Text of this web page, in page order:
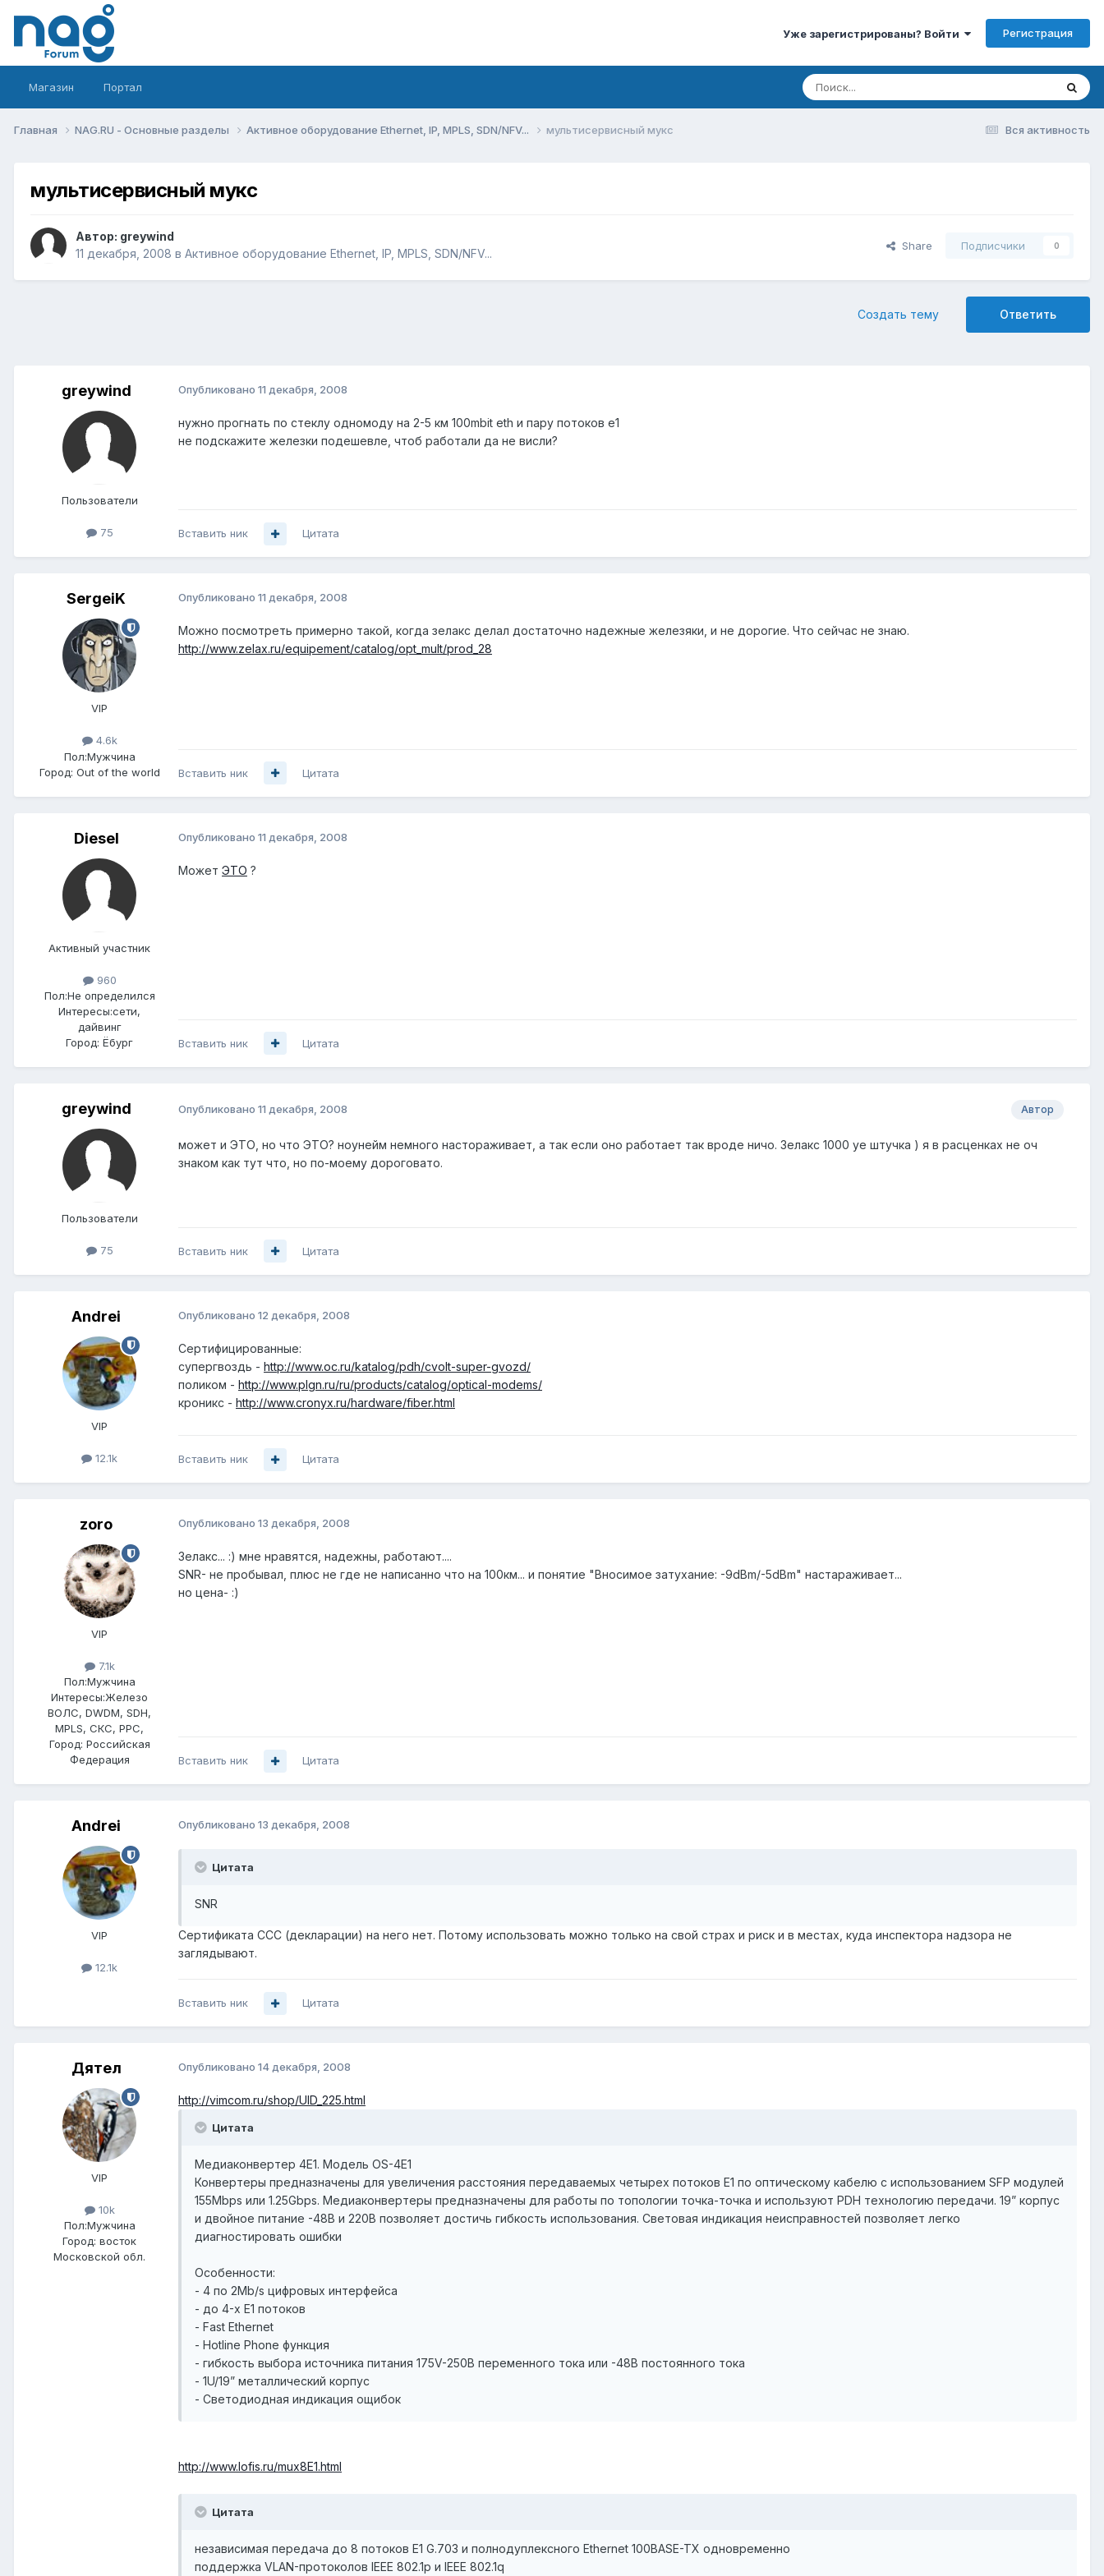
Уже зарегистрированы? Войти Регистрация
Магазин Портал
Вся активность
Главная NAG.RU - Основные разделы Активное оборудование Ethernet, IP, MPLS, SDN/NFV... мультисервисный мукс
мультисервисный мукс
Автор: greywind
11 декабря, 2008 в Активное оборудование Ethernet, IP, MPLS, SDN/NFV...
Share Подписчики 0
Ответить
Создать тему
greywind
Пользователи
75
Опубликовано 11 декабря, 2008
нужно прогнать по стеклу одномоду на 2-5 км 100mbit eth и пару потоков е1
не подскажите железки подешевле, чтоб работали да не висли?
Вставить ник Цитата
SergeiK
VIP
4.6k
Пол:Мужчина
Город: Out of the world
Опубликовано 11 декабря, 2008
Можно посмотреть примерно такой, когда зелакс делал достаточно надежные железяки, и не дорогие. Что сейчас не знаю.
http://www.zelax.ru/equipement/catalog/opt_mult/prod_28
Вставить ник Цитата
Diesel
Активный участник
960
Пол:Не определился
Интересы:сети,
дайвинг
Город: Ёбург
Опубликовано 11 декабря, 2008
Может ЭТО ?
Вставить ник Цитата
greywind
Пользователи
75
Автор
Опубликовано 11 декабря, 2008
может и ЭТО, но что ЭТО? ноунейм немного настораживает, а так если оно работает так вроде ничо. Зелакс 1000 уе штучка ) я в расценках не оч
знаком как тут что, но по-моему дороговато.
Вставить ник Цитата
Andrei
VIP
12.1k
Опубликовано 12 декабря, 2008
Сертифицированные:
супергвоздь - http://www.oc.ru/katalog/pdh/cvolt-super-gvozd/
поликом - http://www.plgn.ru/ru/products/catalog/optical-modems/
кроникс - http://www.cronyx.ru/hardware/fiber.html
Вставить ник Цитата
zoro
VIP
7.1k
Пол:Мужчина
Интересы:Железо
ВОЛС, DWDM, SDH,
MPLS, СКС, РРС,
Город: Российская
Федерация
Опубликовано 13 декабря, 2008
Зелакс... :) мне нравятся, надежны, работают....
SNR- не пробывал, плюс не где не написанно что на 100км... и понятие "Вносимое затухание: -9dBm/-5dBm" настараживает...
но цена- :)
Вставить ник Цитата
Andrei
VIP
12.1k
Опубликовано 13 декабря, 2008
Цитата
SNR
Сертификата ССС (декларации) на него нет. Потому использовать можно только на свой страх и риск и в местах, куда инспектора надзора не
заглядывают.
Вставить ник Цитата
Дятел
VIP
10k
Пол:Мужчина
Город: восток
Московской обл.
Опубликовано 14 декабря, 2008
http://vimcom.ru/shop/UID_225.html
Цитата
Медиаконвертер 4E1. Модель OS-4E1
Конвертеры предназначены для увеличения расстояния передаваемых четырех потоков Е1 по оптическому кабелю с использованием SFP модулей
155Mbps или 1.25Gbps. Медиаконвертеры предназначены для работы по топологии точка-точка и используют PDH технологию передачи. 19” корпус
и двойное питание -48В и 220В позволяет достичь гибкость использования. Световая индикация неисправностей позволяет легко
диагностировать ошибки
Особенности:
- 4 по 2Mb/s цифровых интерфейса
- до 4-х E1 потоков
- Fast Ethernet
- Hotline Phone функция
- гибкость выбора источника питания 175V-250В переменного тока или -48В постоянного тока
- 1U/19” металлический корпус
- Светодиодная индикация ощибок
http://www.lofis.ru/mux8E1.html
Цитата
независимая передача до 8 потоков E1 G.703 и полнодуплексного Ethernet 100BASE-TX одновременно
поддержка VLAN-протоколов IEEE 802.1p и IEEE 802.1q